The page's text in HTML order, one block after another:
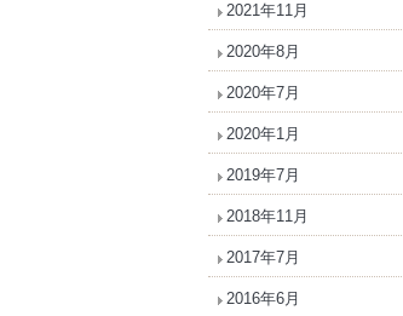
2021年11月
2020年8月
2020年7月
2020年1月
2019年7月
2018年11月
2017年7月
2016年6月